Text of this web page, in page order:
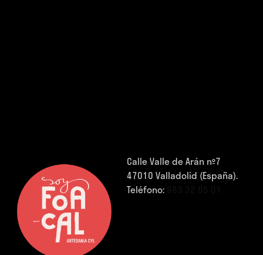
Calle Valle de Arán nº7
47010 Valladolid (España).
Teléfono: